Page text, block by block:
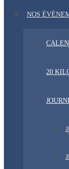
NOS
20